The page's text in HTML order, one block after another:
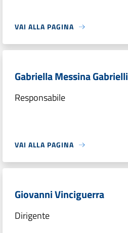
VAI ALLA PAGINA
Gabriella Messina Gabrielli
Responsabile
VAI ALLA PAGINA
Giovanni Vinciguerra
Dirigente